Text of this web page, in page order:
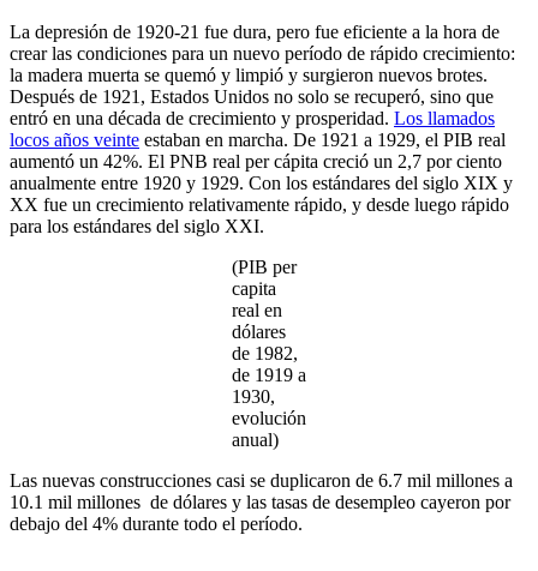
La depresión de 1920-21 fue dura, pero fue eficiente a la hora de
crear las condiciones para un nuevo período de rápido crecimiento:
la madera muerta se quemó y limpió y surgieron nuevos brotes.
Después de 1921, Estados Unidos no solo se recuperó, sino que
entró en una década de crecimiento y prosperidad. Los llamados
locos años veinte estaban en marcha. De 1921 a 1929, el PIB real
aumentó un 42%. El PNB real per cápita creció un 2,7 por ciento
anualmente entre 1920 y 1929. Con los estándares del siglo XIX y
XX fue un crecimiento relativamente rápido, y desde luego rápido
para los estándares del siglo XXI.
(PIB per
capita
real en
dólares
de 1982,
de 1919 a
1930,
evolución
anual)
Las nuevas construcciones casi se duplicaron de 6.7 mil millones a
10.1 mil millones de dólares y las tasas de desempleo cayeron por
debajo del 4% durante todo el período.